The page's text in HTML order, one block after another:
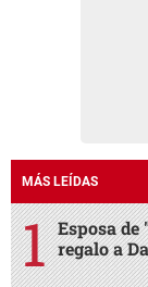
MÁS LEÍDAS
Esposa de
regalo a